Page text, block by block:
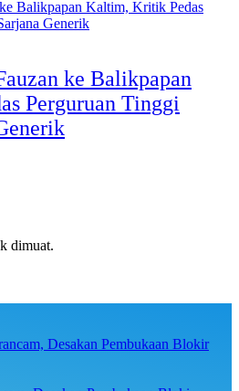
ke Balikpapan
Perguruan Tinggi
dimuat.